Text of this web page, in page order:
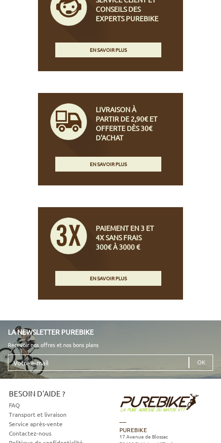
CONSEILS DES
EXPERTS PUREBIKE
EN SAVOIR PLUS
LIVRAISON À
PARTIR DE 2,90€ ET
OFFERTE DÈS 30€
D'ACHAT
EN SAVOIR PLUS
PAIEMENT EN 3 ET
4X SANS FRAIS
300€ À 3000 €
EN SAVOIR PLUS
LA NEWSLETTER PUREBIKE
Recevoir nos offres et nos bons plans
Votre
e-
mail
BESOIN D'AIDE ?
FAQ
Transport et livraison
Service après-vente
Contactez-nous
PUREBIKE
17 Avenue de Blossac